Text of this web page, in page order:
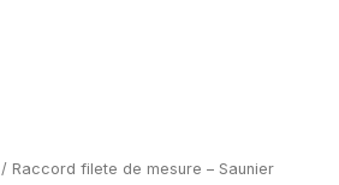
/ Raccord filete de mesure – Saunier